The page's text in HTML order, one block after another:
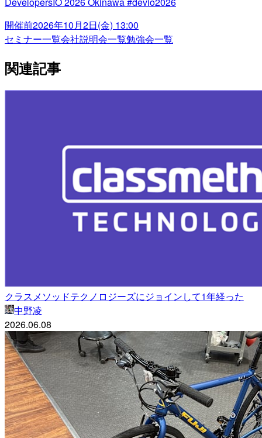
開催前2026年10月2日(金) 13:00
セミナー一覧会社説明会一覧勉強会一覧
関連記事
クラスメソッドテクノロジーズにジョインして1年経った
中野凌
2026.06.08